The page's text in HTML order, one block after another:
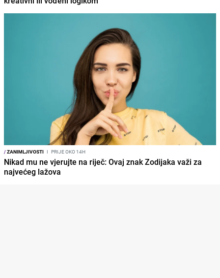
/ZANIMLJIVOSTI I PRIJE OKO 14H
Nikad mu ne vjerujte na riječ: Ovaj znak Zodijaka važi za
najvećeg lažova